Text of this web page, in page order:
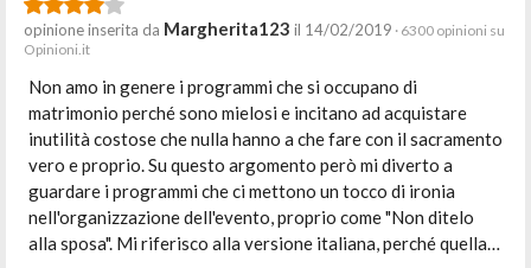
opinione inserita da Margherita123 il 14/02/2019 · 6300 opinioni su
Opinioni.it
Non amo in genere i programmi che si occupano di
matrimonio perché sono mielosi e incitano ad acquistare
inutilità costose che nulla hanno a che fare con il sacramento
vero e proprio. Su questo argomento però mi diverto a
guardare i programmi che ci mettono un tocco di ironia
nell'organizzazione dell'evento, proprio come "Non ditelo
alla sposa". Mi riferisco alla versione italiana, perché quella…